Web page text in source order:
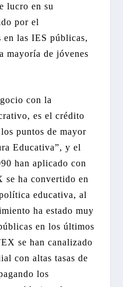
lucro en su
por el
en las IES públicas,
mayoría de jóvenes
con la
es el crédito
puntos de mayor
Educativa”, y el
han aplicado con
se ha convertido en
educativa, al
ha estado muy
en los últimos
se han canalizado
con altas tasas de
los